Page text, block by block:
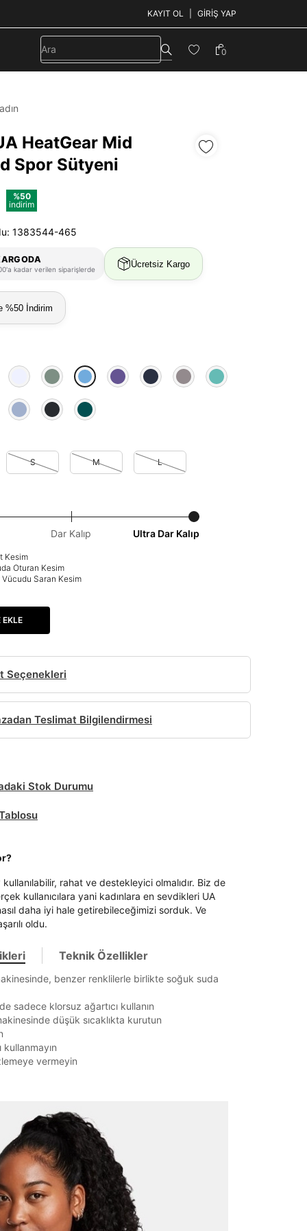
KAYIT OL GIRIŞ YAP
0
HeatGear Mid
Spor Sütyeni
%50
indirim
1383544-465
kadar verilen siparişlerde Ücretsiz Kargo
%50 İndirim
S M L
Dar Kalıp Ultra Dar Kalıp
Kesim
Oturan Kesim
Vücudu Saran Kesim
EKLE
Seçenekleri
Teslimat Bilgilendirmesi
Stok Durumu
rahat ve destekleyici olmalıdır. Biz de
kullanıcılara yani kadınlara en sevdikleri UA
daha iyi hale getirebileceğimizi sorduk. Ve
oldu.
Teknik Özellikler
benzer renklilerle birlikte soğuk suda
sadece klorsuz ağartıcı kullanın
düşük sıcaklıkta kurutun
kullanmayın
vermeyin